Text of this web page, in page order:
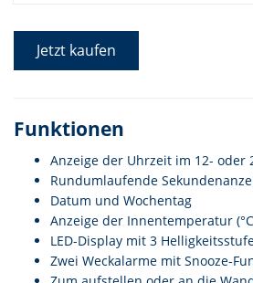
Jetzt kaufen
Funktionen
Anzeige der Uhrzeit im 12- oder
Rundumlaufende
Datum und Wochentag
Anzeige der Innentemperatur
LED-Display mit 3
Zwei Weckalarme mit Snooze-